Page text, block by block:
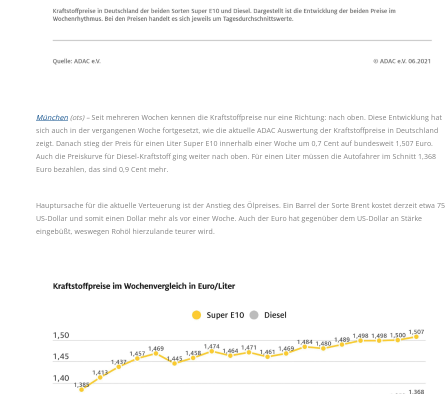
München (ots) – Seit mehreren Wochen kennen die Kraftstoffpreise nur eine Richtung: nach oben. Diese Entwicklung hat
sich auch in der vergangenen Woche fortgesetzt, wie die aktuelle ADAC Auswertung der Kraftstoffpreise in Deutschland
zeigt. Danach stieg der Preis für einen Liter Super E10 innerhalb einer Woche um 0,7 Cent auf bundesweit 1,507 Euro.
Auch die Preiskurve für Diesel-Kraftstoff ging weiter nach oben. Für einen Liter müssen die Autofahrer im Schnitt 1,368
Euro bezahlen, das sind 0,9 Cent mehr.
Hauptursache für die aktuelle Verteuerung ist der Anstieg des Ölpreises. Ein Barrel der Sorte Brent kostet derzeit etwa 75
US-Dollar und somit einen Dollar mehr als vor einer Woche. Auch der Euro hat gegenüber dem US-Dollar an Stärke
eingebüßt, weswegen Rohöl hierzulande teurer wird.